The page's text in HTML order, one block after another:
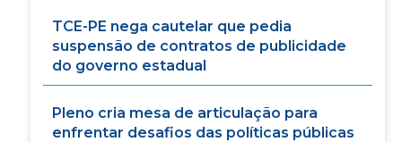
TCE-PE nega cautelar que pedia
suspensão de contratos de publicidade
do governo estadual
Pleno cria mesa de articulação para
enfrentar desafios das políticas públicas